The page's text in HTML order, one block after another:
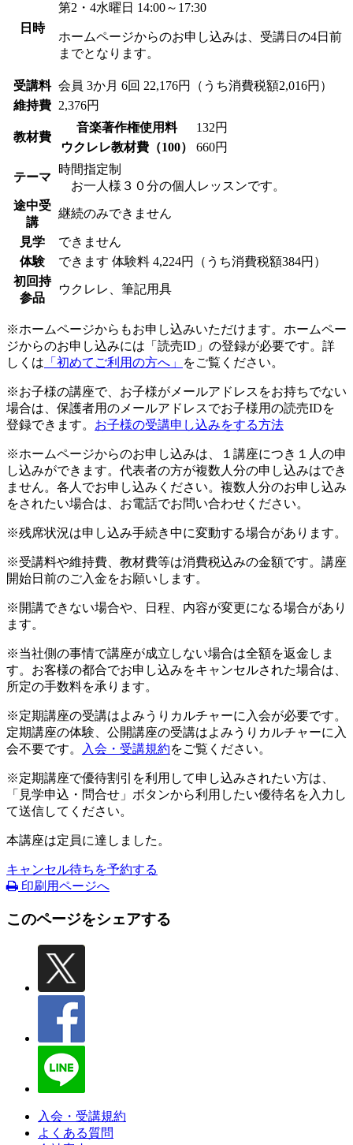
日時
第2・4水曜日 14:00～17:30
ホームページからのお申し込みは、受講日の4日前
までとなります。
受講料 会員 3か月 6回 22,176円（うち消費税額2,016円）
維持費
2,376円
教材費
音楽著作権使用料
132円
ウクレレ教材費（100）
660円
テーマ
時間指定制
お一人様３０分の個人レッスンです。
途中受
講
継続のみできません
見学
できません
体験
できます 体験料 4,224円（うち消費税額384円）
初回持
参品
ウクレレ、筆記用具
※ホームページからもお申し込みいただけます。ホームペー
ジからのお申し込みには「読売ID」の登録が必要です。詳
しくは 「初めてご利用の方へ」 をご覧ください。
※お子様の講座で、お子様がメールアドレスをお持ちでない
場合は、保護者用のメールアドレスでお子様用の読売IDを
登録できます。 お子様の受講申し込みをする方法
※ホームページからのお申し込みは、１講座につき１人の申
し込みができます。代表者の方が複数人分の申し込みはでき
ません。各人でお申し込みください。複数人分のお申し込み
をされたい場合は、お電話でお問い合わせください。
※残席状況は申し込み手続き中に変動する場合があります。
※受講料や維持費、教材費等は消費税込みの金額です。講座
開始日前のご入金をお願いします。
※開講できない場合や、日程、内容が変更になる場合があり
ます。
※当社側の事情で講座が成立しない場合は全額を返金しま
す。お客様の都合でお申し込みをキャンセルされた場合は、
所定の手数料を承ります。
※定期講座の受講はよみうりカルチャーに入会が必要です。
定期講座の体験、公開講座の受講はよみうりカルチャーに入
会不要です。
入会・受講規約をご覧ください。
※定期講座で優待割引を利用して申し込みされたい方は、
「見学申込・問合せ」ボタンから利用したい優待名を入力し
て送信してください。
本講座は定員に達しました。
キャンセル待ちを予約する
印刷用ページへ
このページをシェアする
入会・受講規約
よくある質問